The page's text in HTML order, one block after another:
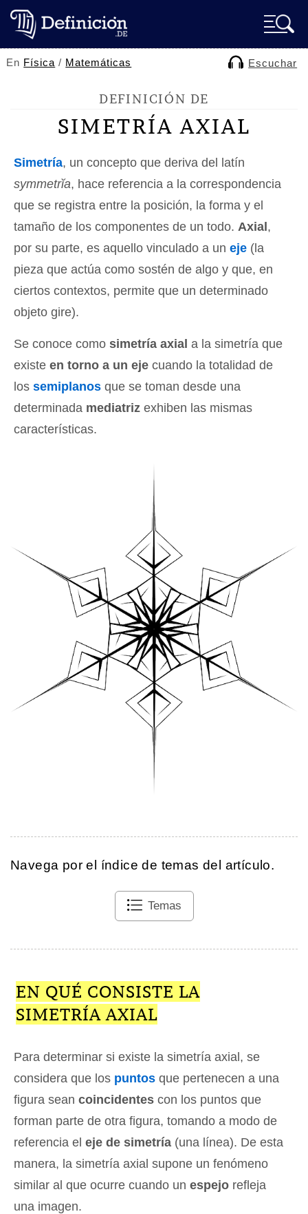
En Física / Matemáticas Escuchar
DEFINICIÓN DE
SIMETRÍA AXIAL
Simetría, un concepto que deriva del latín
symmetrĭa, hace referencia a la correspondencia
que se registra entre la posición, la forma y el
tamaño de los componentes de un todo. Axial ,
por su parte, es aquello vinculado a un eje (la
pieza que actúa como sostén de algo y que, en
ciertos contextos, permite que un determinado
objeto gire).
Se conoce como simetría axial a la simetría que
existe en torno a un eje cuando la totalidad de
los semiplanos que se toman desde una
determinada mediatriz exhiben las mismas
características.
Navega por el índice de temas del artículo.
Temas
EN QUÉ CONSISTE LA
SIMETRÍA AXIAL
Para determinar si existe la simetría axial, se
considera que los puntos que pertenecen a una
figura sean coincidentes con los puntos que
forman parte de otra figura, tomando a modo de
referencia el eje de simetría (una línea). De esta
manera, la simetría axial supone un fenómeno
similar al que ocurre cuando un espejo refleja
una imagen.